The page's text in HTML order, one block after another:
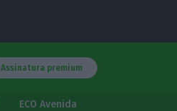
Assinatura premium
ECO Avenida